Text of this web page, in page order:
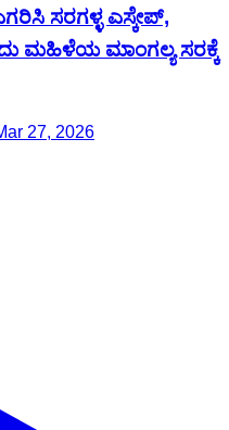
ಸರಗಳ್ಳ ಎಸ್ಕೇಪ್,
ಮಹಿಳೆಯ ಮಾಂಗಲ್ಯ ಸರಕ್ಕೆ
27, 2026